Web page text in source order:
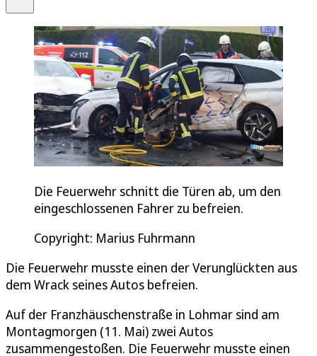
Die Feuerwehr schnitt die Türen ab, um den
eingeschlossenen Fahrer zu befreien.
Copyright: Marius Fuhrmann
Die Feuerwehr musste einen der Verunglückten aus
dem Wrack seines Autos befreien.
Auf der Franzhäuschenstraße in Lohmar sind am
Montagmorgen (11. Mai) zwei Autos
zusammengestoßen. Die Feuerwehr musste einen